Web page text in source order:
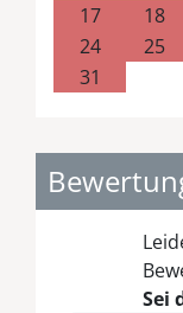
17
18
24
25
31
Sei